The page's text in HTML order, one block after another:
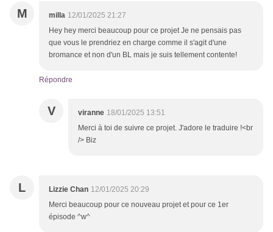
M milla 12/01/2025 21:27
Hey hey merci beaucoup pour ce projet Je ne pensais pas
que vous le prendriez en charge comme il s'agit d'une
bromance et non d'un BL mais je suis tellement contente!
Répondre
V viranne 18/01/2025 13:51
Merci à toi de suivre ce projet. J'adore le traduire !<br
/> Biz
L Lizzie Chan 12/01/2025 20:29
Merci beaucoup pour ce nouveau projet et pour ce 1er
épisode ^w^